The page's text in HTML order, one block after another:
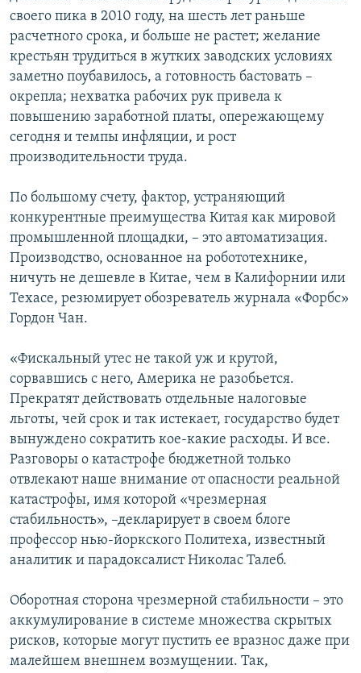
своего пика в 2010 году, на шесть лет раньше
расчетного срока, и больше не растет; желание
крестьян трудиться в жутких заводских условиях
заметно поубавилось, а готовность бастовать –
окрепла; нехватка рабочих рук привела к
повышению заработной платы, опережающему
сегодня и темпы инфляции, и рост
производительности труда.
По большому счету, фактор, устраняющий
конкурентные преимущества Китая как мировой
промышленной площадки, – это автоматизация.
Производство, основанное на робототехнике,
ничуть не дешевле в Китае, чем в Калифорнии или
Техасе, резюмирует обозреватель журнала «Форбс»
Гордон Чан.
«Фискальный утес не такой уж и крутой,
сорвавшись с него, Америка не разобьется.
Прекратят действовать отдельные налоговые
льготы, чей срок и так истекает, государство будет
вынуждено сократить кое-какие расходы. И все.
Разговоры о катастрофе бюджетной только
отвлекают наше внимание от опасности реальной
катастрофы, имя которой «чрезмерная
стабильность», –декларирует в своем блоге
профессор нью-йоркского Политеха, известный
аналитик и парадоксалист Николас Талеб.
Оборотная сторона чрезмерной стабильности – это
аккумулирование в системе множества скрытых
рисков, которые могут пустить ее вразнос даже при
малейшем внешнем возмущении. Так,